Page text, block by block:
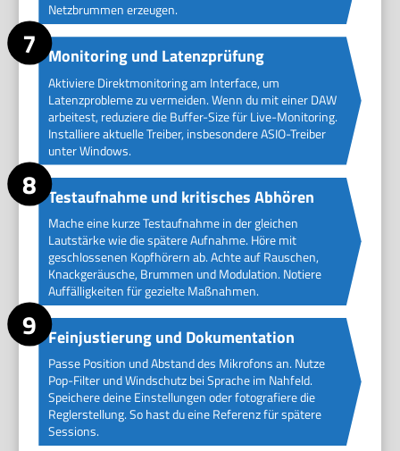
Netzbrummen erzeugen.
Monitoring und Latenzprüfung
Aktiviere Direktmonitoring am Interface, um
Latenzprobleme zu vermeiden. Wenn du mit einer DAW
arbeitest, reduziere die Buffer-Size für Live-Monitoring.
Installiere aktuelle Treiber, insbesondere ASIO-Treiber
unter Windows.
Testaufnahme und kritisches Abhören
Mache eine kurze Testaufnahme in der gleichen
Lautstärke wie die spätere Aufnahme. Höre mit
geschlossenen Kopfhörern ab. Achte auf Rauschen,
Knackgeräusche, Brummen und Modulation. Notiere
Auffälligkeiten für gezielte Maßnahmen.
Feinjustierung und Dokumentation
Passe Position und Abstand des Mikrofons an. Nutze
Pop-Filter und Windschutz bei Sprache im Nahfeld.
Speichere deine Einstellungen oder fotografiere die
Reglerstellung. So hast du eine Referenz für spätere
Sessions.